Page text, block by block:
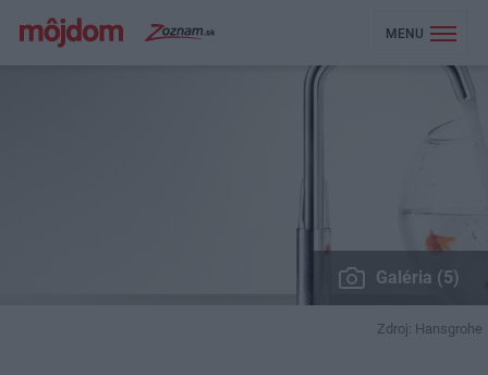
MENU
Galéria (5)
Zdroj: Hansgrohe